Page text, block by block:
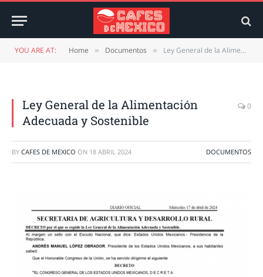
YOU ARE AT: Home » Documentos » Ley General de la Alimentación Adecuada y Sostenible
Ley General de la Alimentación
Adecuada y Sostenible
0
BY CAFES DE MEXICO ON 18 ABRIL 2024 DOCUMENTOS